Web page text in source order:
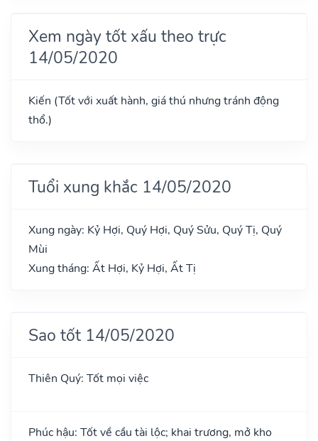
Xem ngày tốt xấu theo trực
14/05/2020
Kiến (Tốt với xuất hành, giá thú nhưng tránh động
thổ.)
Tuổi xung khắc 14/05/2020
Xung ngày: Kỷ Hợi, Quý Hợi, Quý Sửu, Quý Tị, Quý
Mùi
Xung tháng: Ất Hợi, Kỷ Hợi, Ất Tị
Sao tốt 14/05/2020
Thiên Quý: Tốt mọi việc
Phúc hậu: Tốt về cầu tài lộc; khai trương, mở kho